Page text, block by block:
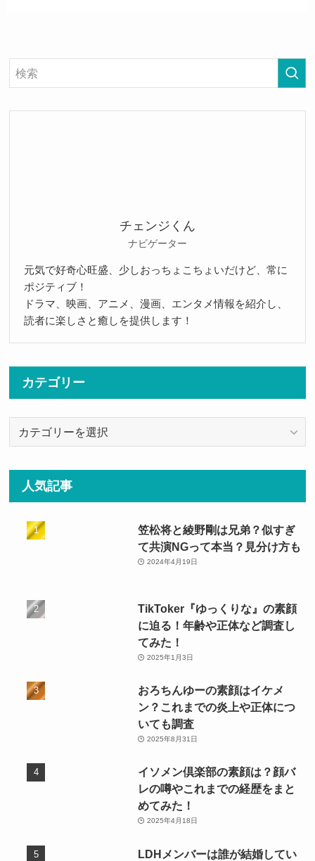
チェンジくん
ナビゲーター
元気で好奇心旺盛、少しおっちょこちょいだけど、常に
ポジティブ！
ドラマ、映画、アニメ、漫画、エンタメ情報を紹介し、
読者に楽しさと癒しを提供します！
カテゴリー
人気記事
笠松将と綾野剛は兄弟？似すぎ
て共演NGって本当？見分け方も
2024年4月19日
TikToker『ゆっくりな』の素顔
に迫る！年齢や正体など調査し
てみた！
2025年1月3日
おろちんゆーの素顔はイケメ
ン？これまでの炎上や正体につ
いても調査
2025年8月31日
イソメン倶楽部の素顔は？顔バ
レの噂やこれまでの経歴をまと
めてみた！
2025年4月18日
LDHメンバーは誰が結婚してい